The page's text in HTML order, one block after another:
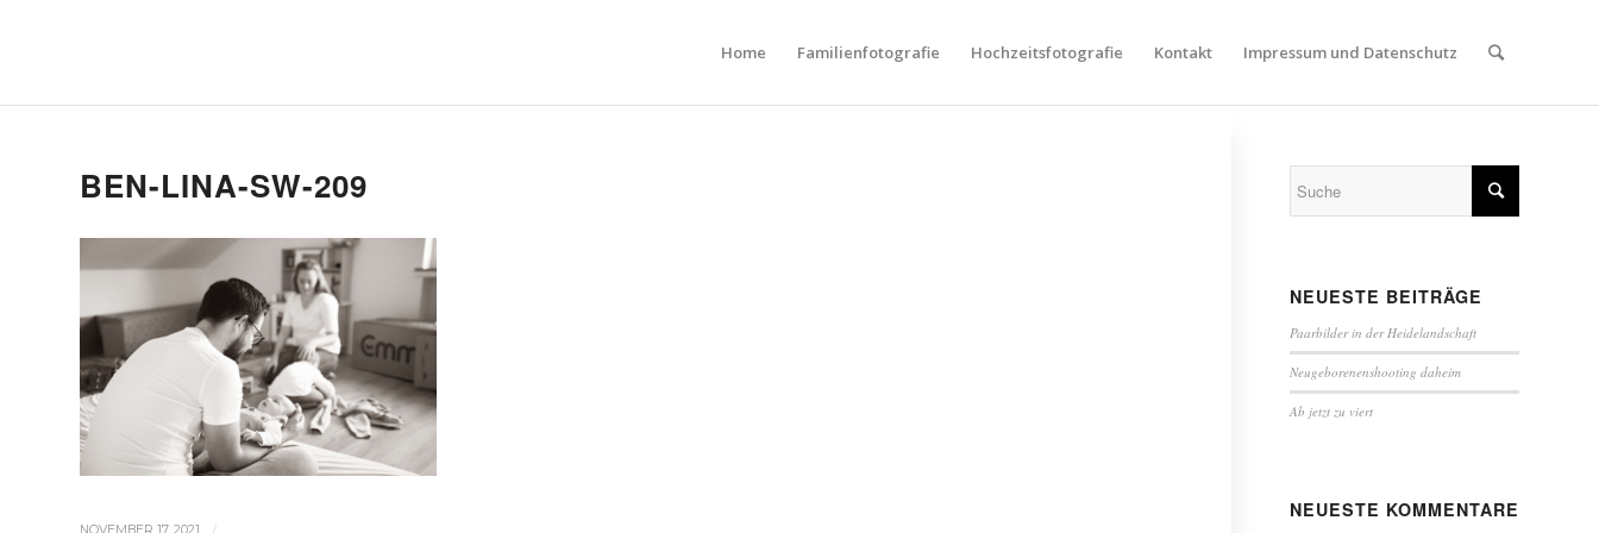
Home Familienfotografie Hochzeitsfotografie Kontakt Impressum und Datenschutz
BEN-LINA-SW-209
NEUESTE BEITRÄGE
Paarbilder in der Heidelandschaft
Neugeborenenshooting daheim
Ab jetzt zu viert
NEUESTE KOMMENTARE